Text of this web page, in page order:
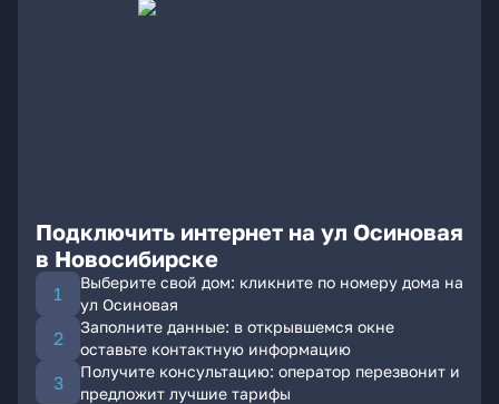
Подключить интернет на ул Осиновая
в Новосибирске
Выберите свой дом: кликните по номеру дома на
ул Осиновая
Заполните данные: в открывшемся окне
оставьте контактную информацию
Получите консультацию: оператор перезвонит и
предложит лучшие тарифы